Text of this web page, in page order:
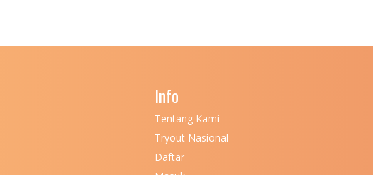
Info
Tentang Kami
Tryout Nasional
Daftar